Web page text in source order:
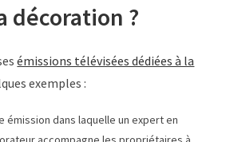
décoration ?
émissions télévisées dédiées à la
exemples :
émission dans laquelle un expert en